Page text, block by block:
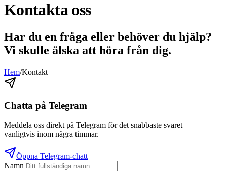
Kontakta oss
Har du en fråga eller behöver du hjälp?
Vi skulle älska att höra från dig.
Hem/Kontakt
Chatta på Telegram
Meddela oss direkt på Telegram för det snabbaste svaret —
vanligtvis inom några timmar.
Öppna Telegram-chatt
Namn